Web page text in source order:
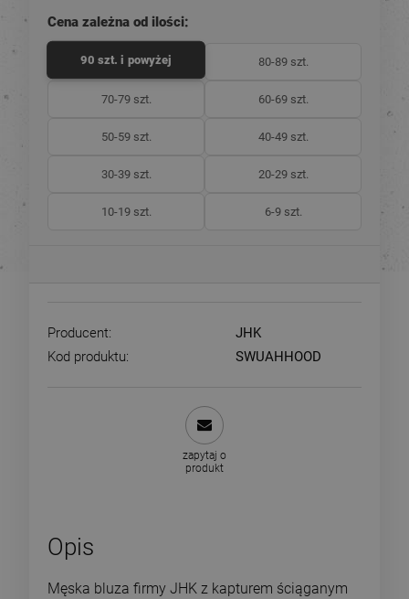
Cena zależna od ilości:
90 szt. i powyżej 80-89 szt.
70-79 szt. 60-69 szt.
50-59 szt. 40-49 szt.
30-39 szt. 20-29 szt.
10-19 szt. 6-9 szt.
Producent:
JHK
Kod produktu:
SWUAHHOOD
zapytaj o
produkt
Opis
Męska bluza firmy JHK z kapturem ściąganym